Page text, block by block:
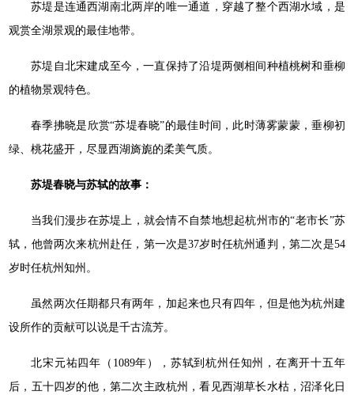
苏堤是连通西湖南北两岸的唯一通道，穿越了整个西湖水域，是
观赏全湖景观的最佳地带。
苏堤自北宋建成至今，一直保持了沿堤两侧相间种植桃树和垂柳
的植物景观特色。
春季拂晓是欣赏“苏堤春晓”的最佳时间，此时薄雾蒙蒙，垂柳初
绿、桃花盛开，尽显西湖旖旎的柔美气质。
苏堤春晓与苏轼的故事：
当我们漫步在苏堤上，就会情不自禁地想起杭州市的“老市长”苏
轼，他曾两次来杭州赴任，第一次是37岁时任杭州通判，第二次是54
岁时任杭州知州。
虽然两次任期都只有两年，加起来也只有四年，但是他为杭州建
设所作的贡献可以说是千古流芳。
北宋元祐四年（1089年），苏轼到杭州任知州，在离开十五年
后，五十四岁的他，第二次主政杭州，看见西湖草长水枯，沼泽化日